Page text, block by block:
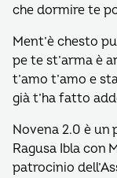
che dormire te
Ment’è chesto
pe te st’arma è
t’amo t’amo e
già t’ha fatto
Novena 2.0 è
Ragusa Ibla con
patrocinio